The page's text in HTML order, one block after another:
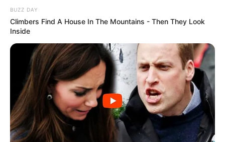
BUZZ DAY
Climbers Find A House In The Mountains - Then They Look
Inside